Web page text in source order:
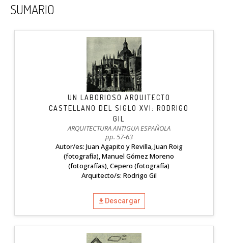
SUMARIO
UN LABORIOSO ARQUITECTO
CASTELLANO DEL SIGLO XVI: RODRIGO
GIL
ARQUITECTURA ANTIGUA ESPAÑOLA
pp. 57-63
Autor/es: Juan Agapito y Revilla, Juan Roig
(fotografía), Manuel Gómez Moreno
(fotografías), Cepero (fotografía)
Arquitecto/s: Rodrigo Gil
Descargar